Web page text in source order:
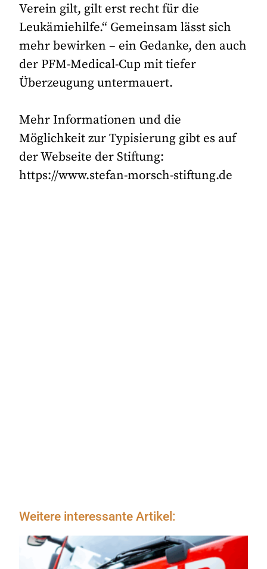
Verein gilt, gilt erst recht für die
Leukämiehilfe.“ Gemeinsam lässt sich
mehr bewirken – ein Gedanke, den auch
der PFM-Medical-Cup mit tiefer
Überzeugung untermauert.
Mehr Informationen und die
Möglichkeit zur Typisierung gibt es auf
der Webseite der Stiftung:
https://www.stefan-morsch-stiftung.de
Weitere interessante Artikel: